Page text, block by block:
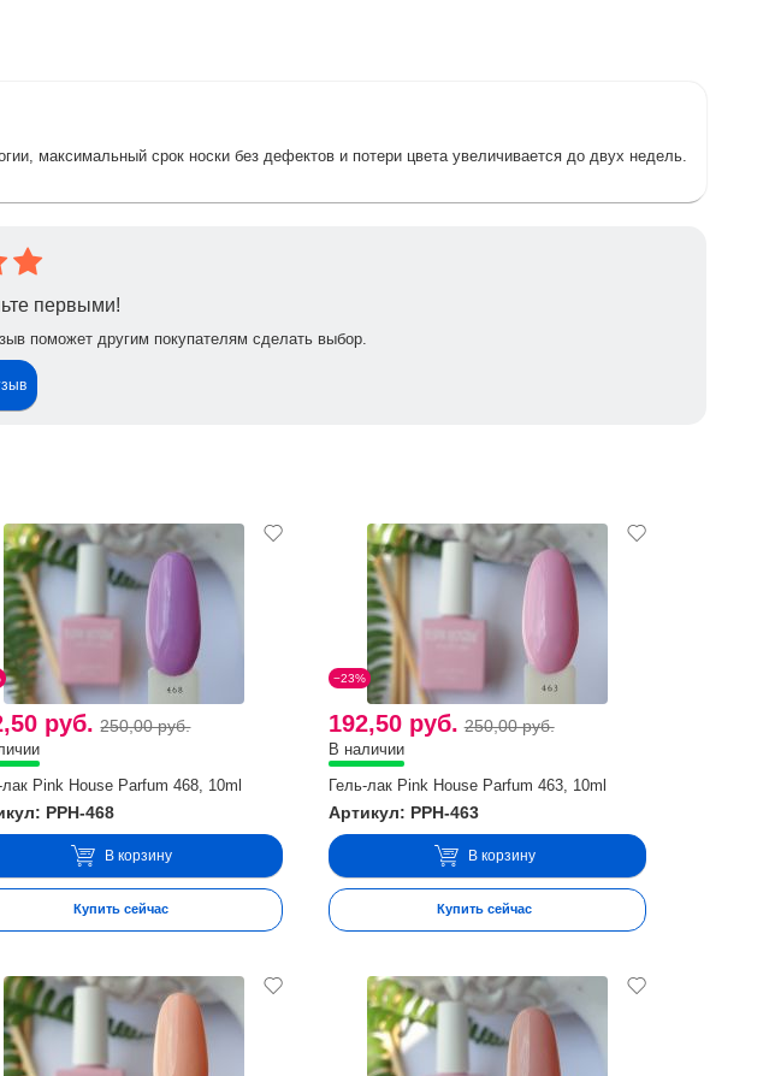
максимальный срок носки без дефектов и потери цвета увеличивается до двух недель.
первыми!
поможет другим покупателям сделать выбор.
руб. 250,00 руб.
лак Pink House Parfum 468, 10ml
PPH-468
В корзину
Купить сейчас
−23%
192,50 руб. 250,00 руб.
В наличии
Гель-лак Pink House Parfum 463, 10ml
Артикул: PPH-463
В корзину
Купить сейчас